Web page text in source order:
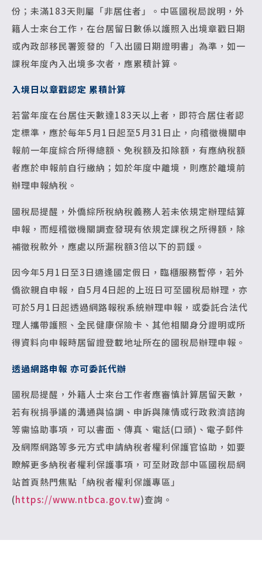
份；未滿183天則屬「非居住者」。中區國稅局說明，外
籍人士來台工作，在台居留日數係以護照入出境章戳日期
或內政部移民署簽發的「入出國日期證明書」為準，如一
課稅年度內入出境多次者，應累積計算。
入境日以章戳認定 累積計算
若當年度在台居住天數達183天以上者，即符合居住者認
定標準，應於每年5月1日起至5月31日止，向稽徵機關申
報前一年度綜合所得總額、免稅額及扣除額，有應納稅額
者應於申報前自行繳納；如於年度中離境，則應於離境前
辦理申報納稅。
國稅局提醒，外僑綜所稅納稅義務人若未依規定辦理結算
申報，而經稽徵機關調查發現有依規定課稅之所得額，除
補徵稅款外，應處以所漏稅額3倍以下的罰鍰。
因今年5月1日至3日適逢國定假日，臨櫃服務暫停，若外
僑欲親自申報，自5月4日起的上班日可至國稅局辦理，亦
可於5月1日起透過網路報稅系統辦理申報，或委託合法代
理人攜帶護照、全民健康保險卡、其他相關身分證明或所
得資料向申報時居留證登載地址所在的國稅局辦理申報。
透過網路申報 亦可委託代辦
國稅局提醒，外籍人士來台工作者應審慎計算居留天數，
若有稅捐爭議的溝通與協調、申訴與陳情或行政救濟諮詢
等需協助事項，可以書面、傳真、電話(口頭)、電子郵件
及網際網路等多元方式申請納稅者權利保護官協助，如要
瞭解更多納稅者權利保護事項，可至財政部中區國稅局網
站首頁熱門焦點「納稅者權利保護專區」
(https://www.ntbca.gov.tw)查詢。